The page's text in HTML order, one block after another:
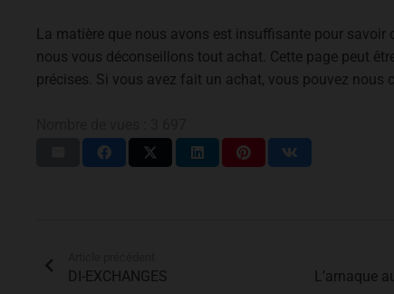
La matière que nous avons est insuffisante pour savoir
nous vous déconseillons tout achat. Cette page peut
précises. Si vous avez fait un achat, vous pouvez nous
DI-EXCHANGES L’arnaque